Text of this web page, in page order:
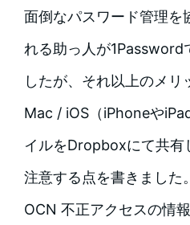
面倒なパスワード管理を
れる助っ人が1Password
したが、それ以上のメリ
Mac / iOS（iPhoneや
イルをDropboxにて共有
注意する点を書きました。
OCN 不正アクセスの情